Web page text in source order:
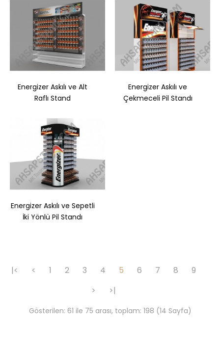
Doğuş Soğuk Çay Şişe Tasarım Stand
Energizer Askılı ve Alt
Raflı Stand
Energizer Askılı ve
Çekmeceli Pil Standı
Energizer Askılı ve Sepetli
İki Yönlü Pil Standı
|< < 1 2 3 4 5 6 7 8
9
>
>|
Gösterilen: 61 ile 75 arası, toplam: 198 (14 Sayfa)